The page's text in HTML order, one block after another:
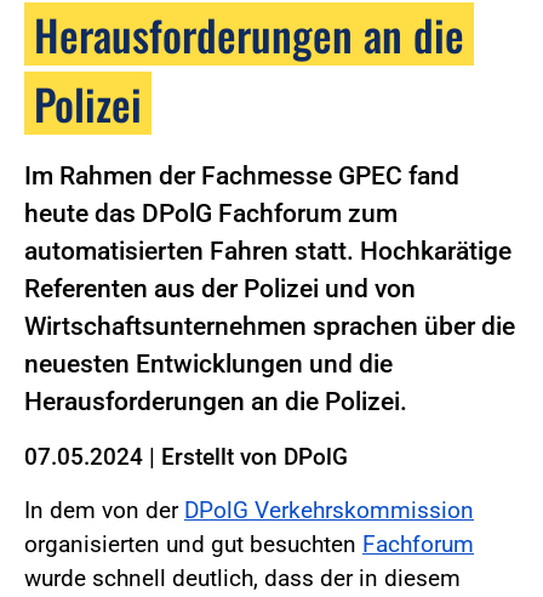
Herausforderungen an die
Polizei
Im Rahmen der Fachmesse GPEC fand
heute das DPolG Fachforum zum
automatisierten Fahren statt. Hochkarätige
Referenten aus der Polizei und von
Wirtschaftsunternehmen sprachen über die
neuesten Entwicklungen und die
Herausforderungen an die Polizei.
07.05.2024 | Erstellt von DPolG
In dem von der DPolG Verkehrskommission
organisierten und gut besuchten Fachforum
wurde schnell deutlich, dass der in diesem